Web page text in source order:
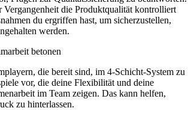
die Produktqualität kontrolliert
du ergriffen hast, um sicherzustellen,
werden.
betonen
die bereit sind, im 4-Schicht-System zu
vor, die deine Flexibilität und deine
im Team zeigen. Das kann helfen,
zu hinterlassen.